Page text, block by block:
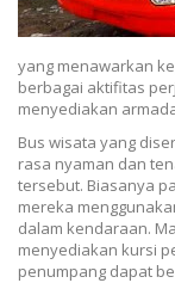
yang menawarkan
berbagai aktifitas
menyediakan
Bus wisata yang
rasa nyaman dan
tersebut. Biasanya
mereka
dalam kendaraan.
menyediakan kursi
penumpang dapat